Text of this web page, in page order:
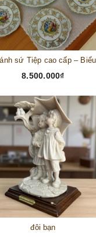
8.500.000₫
đôi bạn